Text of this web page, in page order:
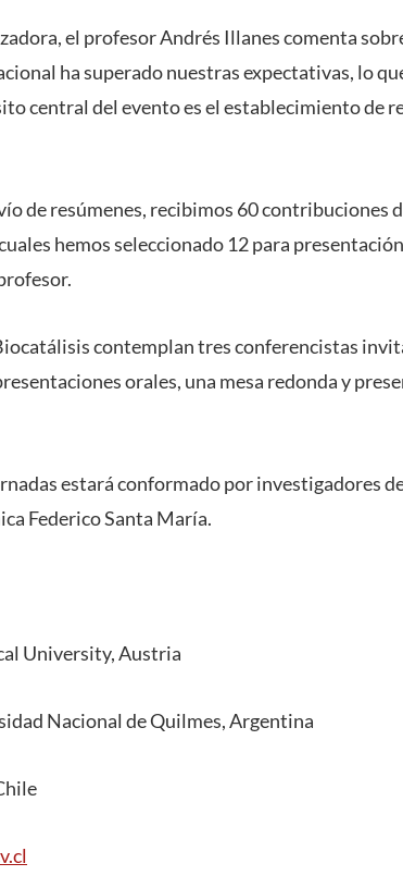
el profesor Andrés Illanes comenta
ha superado nuestras expectativas, lo
central del evento es el establecimiento de
de resúmenes, recibimos 60 contribuciones
hemos seleccionado 12 para
contemplan tres conferencistas
orales, una mesa redonda y
estará conformado por investigadores
Federico Santa María.
University, Austria
Nacional de Quilmes, Argentina